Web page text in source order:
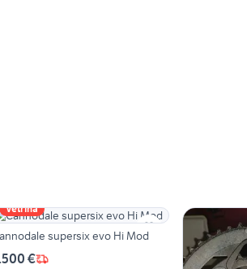
Vetrina
supersix evo Hi Mod
€